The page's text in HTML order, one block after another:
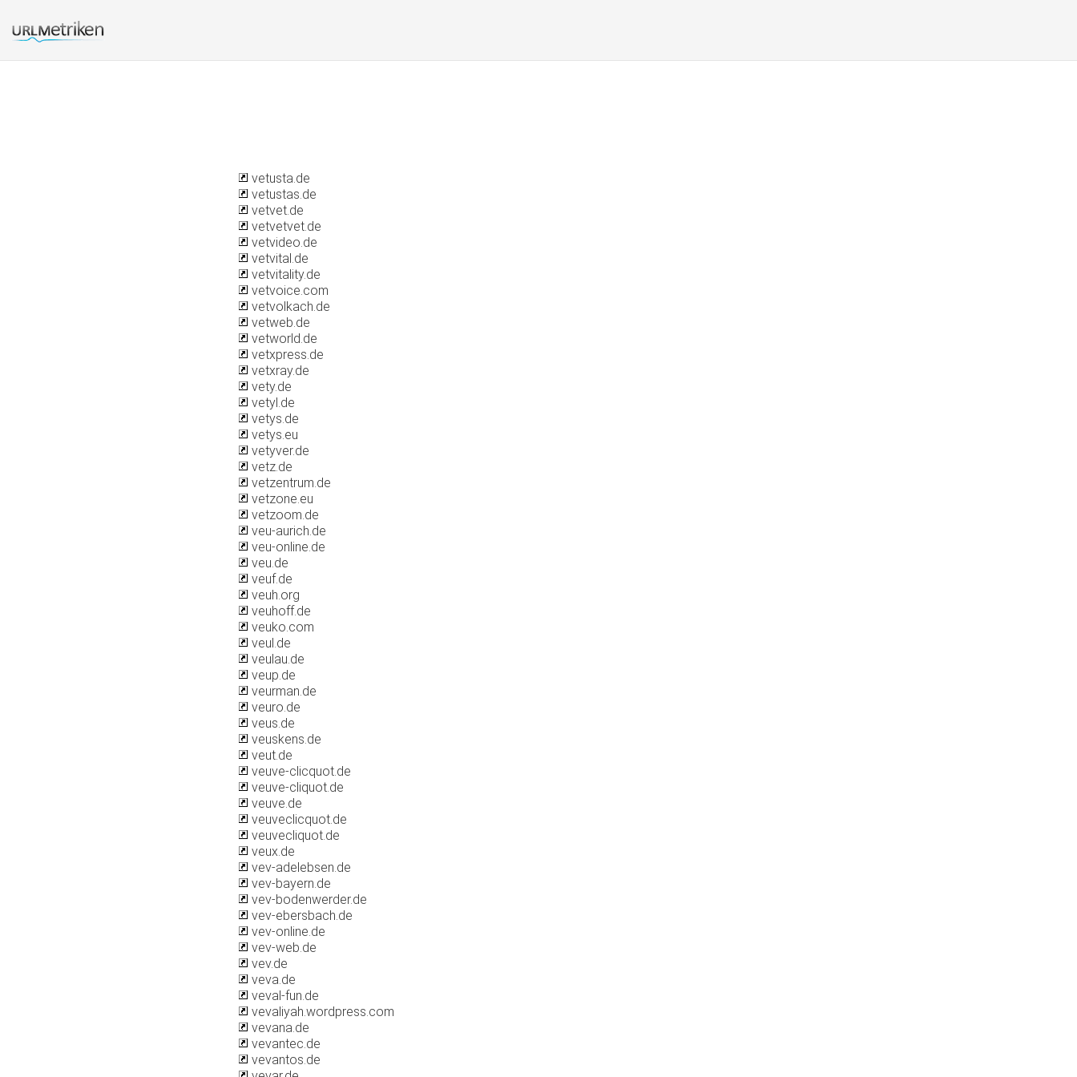
vetusta.de
vetustas.de
vetvet.de
vetvetvet.de
vetvideo.de
vetvital.de
vetvitality.de
vetvoice.com
vetvolkach.de
vetweb.de
vetworld.de
vetxpress.de
vetxray.de
vety.de
vetyl.de
vetys.de
vetys.eu
vetyver.de
vetz.de
vetzentrum.de
vetzone.eu
vetzoom.de
veu-aurich.de
veu-online.de
veu.de
veuf.de
veuh.org
veuhoff.de
veuko.com
veul.de
veulau.de
veup.de
veurman.de
veuro.de
veus.de
veuskens.de
veut.de
veuve-clicquot.de
veuve-cliquot.de
veuve.de
veuveclicquot.de
veuvecliquot.de
veux.de
vev-adelebsen.de
vev-bayern.de
vev-bodenwerder.de
vev-ebersbach.de
vev-online.de
vev-web.de
vev.de
veva.de
veval-fun.de
vevaliyah.wordpress.com
vevana.de
vevantec.de
vevantos.de